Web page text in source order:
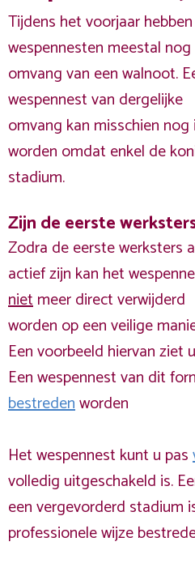
Tijdens het voorjaar
wespennesten meestal
omvang van een walnoot.
wespennest van dergelijke
omvang kan misschien
worden omdat enkel de
stadium.
Zijn de eerste
Zodra de eerste werksters
actief zijn kan het
nietmeer direct verwijderd
worden op een veilige
Een voorbeeld hiervan ziet
Een wespennest van dit
bestredenworden
Het wespennest kunt u pas
volledig uitgeschakeld is.
een vergevorderd stadium
professionele wijze